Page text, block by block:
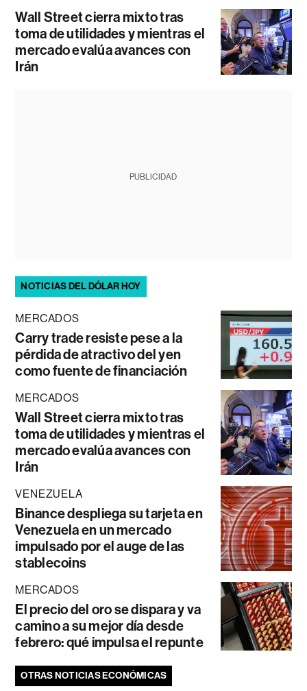
Wall Street cierra mixto tras
toma de utilidades y mientras el
mercado evalúa avances con
Irán
PUBLICIDAD
NOTICIAS DEL DÓLAR HOY
MERCADOS
Carry trade resiste pese a la
pérdida de atractivo del yen
como fuente de financiación
MERCADOS
Wall Street cierra mixto tras
toma de utilidades y mientras el
mercado evalúa avances con
Irán
VENEZUELA
Binance despliega su tarjeta en
Venezuela en un mercado
impulsado por el auge de las
stablecoins
MERCADOS
El precio del oro se dispara y va
camino a su mejor día desde
febrero: qué impulsa el repunte
OTRAS NOTICIAS ECONÓMICAS